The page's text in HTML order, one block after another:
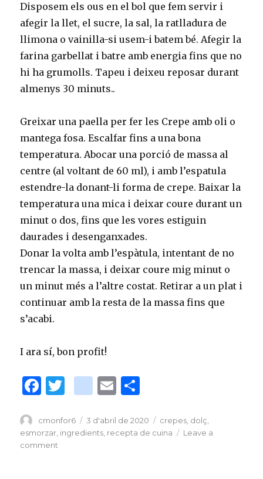
Disposem els ous en el bol que fem servir i
afegir la llet, el sucre, la sal, la ratlladura de
llimona o vainilla-si usem-i batem bé. Afegir la
farina garbellat i batre amb energia fins que no
hi ha grumolls. Tapeu i deixeu reposar durant
almenys 30 minuts..
Greixar una paella per fer les Crepe amb oli o
mantega fosa. Escalfar fins a una bona
temperatura. Abocar una porció de massa al
centre (al voltant de 60 ml), i amb l’espatula
estendre-la donant-li forma de crepe. Baixar la
temperatura una mica i deixar coure durant un
minut o dos, fins que les vores estiguin
daurades i desenganxades.
Donar la volta amb l’espàtula, intentant de no
trencar la massa, i deixar coure mig minut o
un minut més a l’altre costat. Retirar a un plat i
continuar amb la resta de la massa fins que
s’acabi.
I ara sí, bon profit!
F
c
e
it
te
bl
g
g
E
ai
l
m
p
Author
cmonfor6
Posted
on
3 d'abril de 2020 Tags
crepes dolç
esmorzar ingredients recepta de cuina
Leave a
comment